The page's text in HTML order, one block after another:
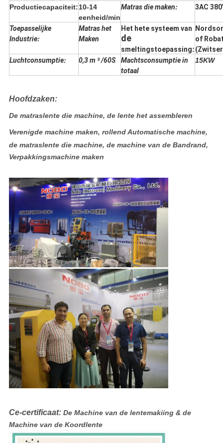
Productiecapaciteit:10-14
eenheid/min
Matras die maken: 3AC
Toepasselijke
Industrie:
Matras het
Maken
Het hete systeem van
de
smeltingstoepassing:
of
Luchtconsumptie: 0,3 m ³ /60S
Machtsconsumptie in
totaal
15KW
Hoofdzaken:
De matraslente die machine, de lente het assembleren
Verenigde machine maken, rollend Automatische machine,
de matraslente die machine, de machine van de Bandrand,
Verpakkingsmachine maken
Ce-certificaat: De Machine van de lentemakiing & de
Machine van de Koordlente